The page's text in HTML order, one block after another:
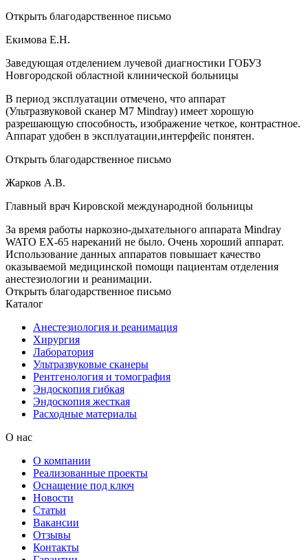
Открыть благодарственное письмо
Екимова Е.Н.
Заведующая отделением лучевой диагностики ГОБУЗ
Новгородской областной клинической больницы
В период эксплуатации отмечено, что аппарат
(Ультразвуковой сканер М7 Mindray) имеет хорошую
разрешающую способность, изображение четкое, контрастное.
Аппарат удобен в эксплуатации,интерфейс понятен.
Открыть благодарственное письмо
Жарков А.В.
Главный врач Кировской международной больницы
За время работы наркозно-дыхательного аппарата Mindray
WATO EX-65 нареканий не было. Очень хороший аппарат.
Использование данных аппаратов повышает качество
оказываемой медицинской помощи пациентам отделения
анестезиологии и реанимации.
Открыть благодарственное письмо
Каталог
Анестезиология и реанимация
Хирургия
Лаборатория
Ультразвуковые сканеры
Рентгенология и томография
Эндоскопия гибкая
Эндоскопия жесткая
Расходные материалы
О нас
О компании
Реализованные проекты
Оснащение под ключ
Новости
Статьи
Вакансии
Отзывы
Контакты